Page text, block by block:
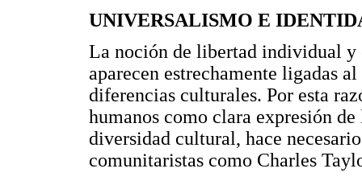
UNIVERSALISMO E
La noción de libertad individual y
aparecen estrechamente ligadas
diferencias culturales. Por esta
humanos como clara expresión
diversidad cultural, hace
comunitaristas como Charles